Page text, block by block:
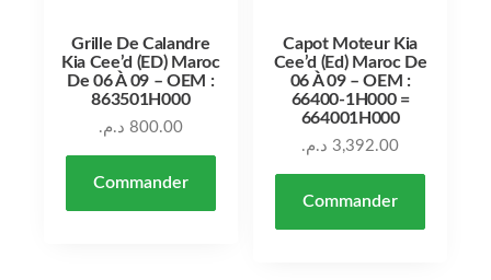
Grille De Calandre
Kia Cee’d (ED) Maroc
De 06 À 09 – OEM :
863501H000
800.00 د.م.
Commander
Capot Moteur Kia
Cee’d (Ed) Maroc De
06 À 09 – OEM :
66400-1H000 =
664001H000
3,392.00 د.م.
Commander